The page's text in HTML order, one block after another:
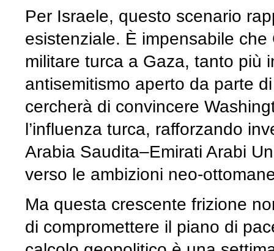
Per Israele, questo scenario
esistenziale. È impensabile
militare turca a Gaza, tanto più
antisemitismo aperto da parte
cercherà di convincere
l’influenza turca, rafforzando
Arabia Saudita–Emirati Arabi
verso le ambizioni neo-
Ma questa crescente frizione
di compromettere il piano di